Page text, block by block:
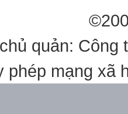
quản: Công
phép mạng xã